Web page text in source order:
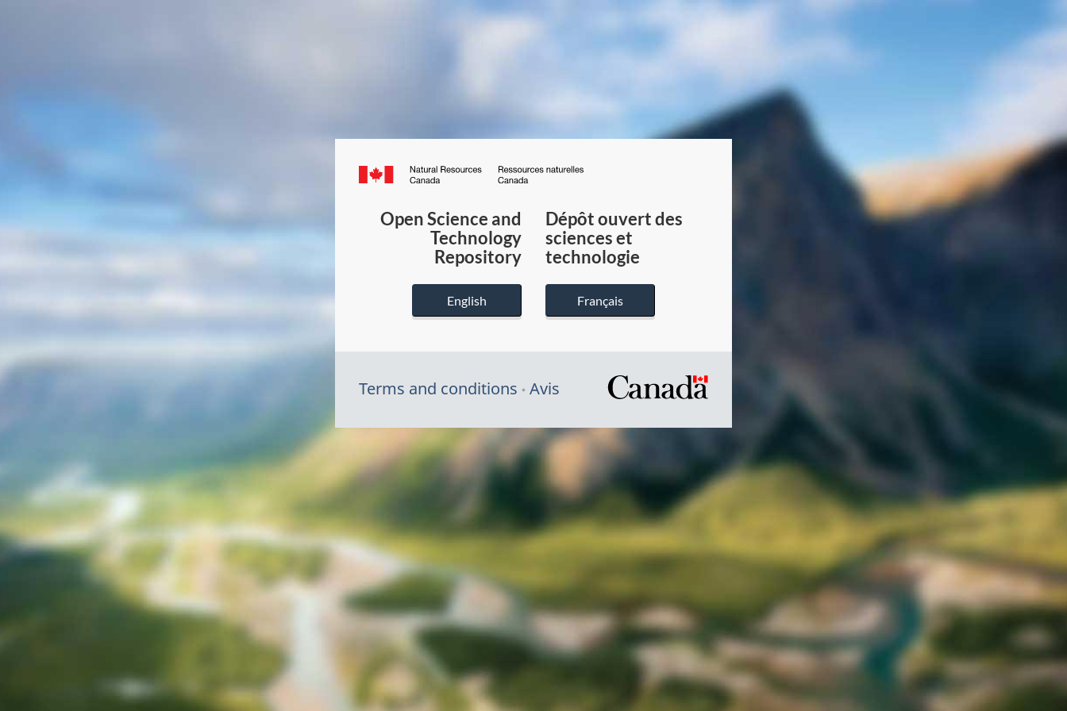
Canada.ca
du
Canada
Open Science and
Technology
Repository
English
Dépôt ouvert des
sciences et
technologie
Français
Terms and conditions Avis
/
gouvernement
du